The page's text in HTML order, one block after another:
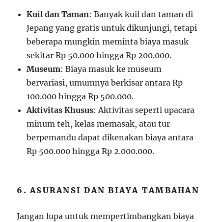
Kuil dan Taman: Banyak kuil dan taman di
Jepang yang gratis untuk dikunjungi, tetapi
beberapa mungkin meminta biaya masuk
sekitar Rp 50.000 hingga Rp 200.000.
Museum: Biaya masuk ke museum
bervariasi, umumnya berkisar antara Rp
100.000 hingga Rp 500.000.
Aktivitas Khusus: Aktivitas seperti upacara
minum teh, kelas memasak, atau tur
berpemandu dapat dikenakan biaya antara
Rp 500.000 hingga Rp 2.000.000.
6. ASURANSI DAN BIAYA TAMBAHAN
Jangan lupa untuk mempertimbangkan biaya